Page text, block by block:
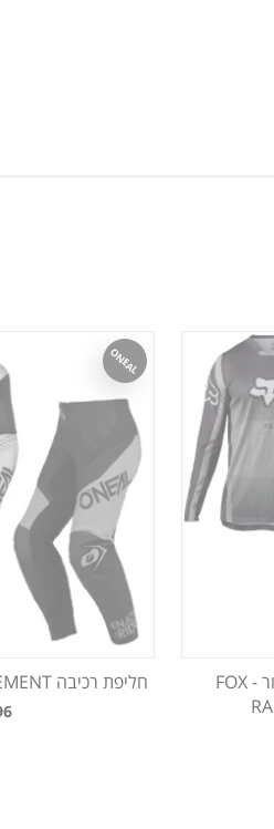
חליפת אנדורו פוקס שחור אפור - FOX
ONEAL
חליפת רכיבה ONEAL ELEMENT שחור אפור